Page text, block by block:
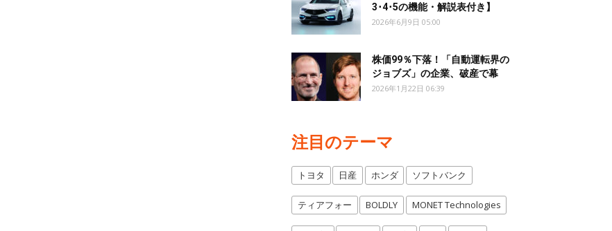
3･4･5の機能・解説表付き】
2026年6月9日 05:00
株価99％下落！「自動運転界の
ジョブズ」の企業、破産で幕
2026年1月22日 06:39
注目のテーマ
トヨタ 日産 ホンダ ソフトバンク
ティアフォー BOLDLY MONET Technologies